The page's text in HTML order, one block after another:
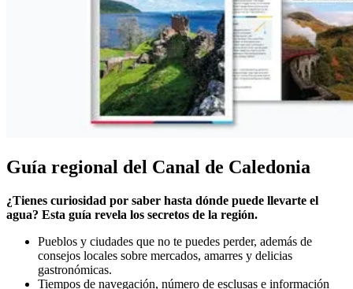
Guía regional del Canal de Caledonia
¿Tienes curiosidad por saber hasta dónde puede llevarte el
agua? Esta guía revela los secretos de la región.
Pueblos y ciudades que no te puedes perder, además de
consejos locales sobre mercados, amarres y delicias
gastronómicas.
Tiempos de navegación, número de esclusas e información